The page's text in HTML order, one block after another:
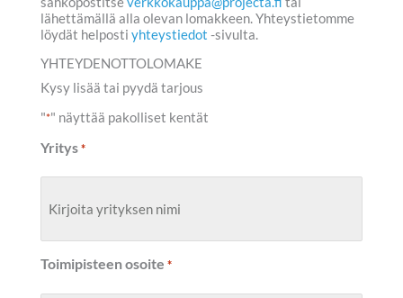
lähettämällä alla olevan lomakkeen. Yhteystietomme
löydät helposti yhteystiedot -sivulta.
YHTEYDENOTTOLOMAKE
Kysy lisää tai pyydä tarjous
"*" näyttää pakolliset kentät
Yritys *
Toimipisteen osoite *